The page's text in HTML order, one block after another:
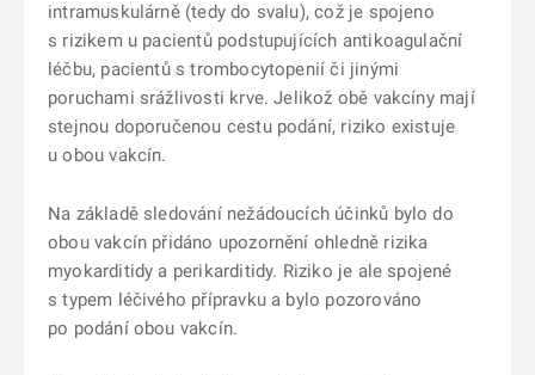
intramuskulárně (tedy do svalu), což je spojeno
s rizikem u pacientů podstupujících antikoagulační
léčbu, pacientů s trombocytopenií či jinými
poruchami srážlivosti krve. Jelikož obě vakcíny mají
stejnou doporučenou cestu podání, riziko existuje
u obou vakcín.
Na základě sledování nežádoucích účinků bylo do
obou vakcín přidáno upozornění ohledně rizika
myokarditidy a perikarditidy. Riziko je ale spojené
s typem léčivého přípravku a bylo pozorováno
po podání obou vakcín.